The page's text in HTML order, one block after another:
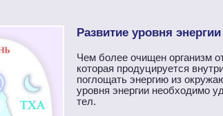
Развитие уровня
Чем более очищен организм
которая продуцируется
поглощать энергию из
уровня энергии необходимо
тел.